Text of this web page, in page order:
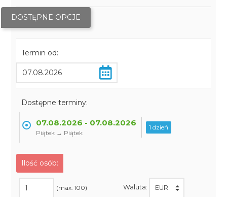
DOSTĘPNE OPCJE
Termin od:
Dostępne terminy:
07.08.2026 - 07.08.2026
Piątek → Piątek
1 dzień
Ilość osób:
(max. 100) Waluta: